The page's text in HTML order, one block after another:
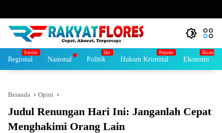
Regional Nasional Politik Hukum Kriminal Ekonomi
Beranda Opini
Judul Renungan Hari Ini: Janganlah Cepat
Menghakimi Orang Lain